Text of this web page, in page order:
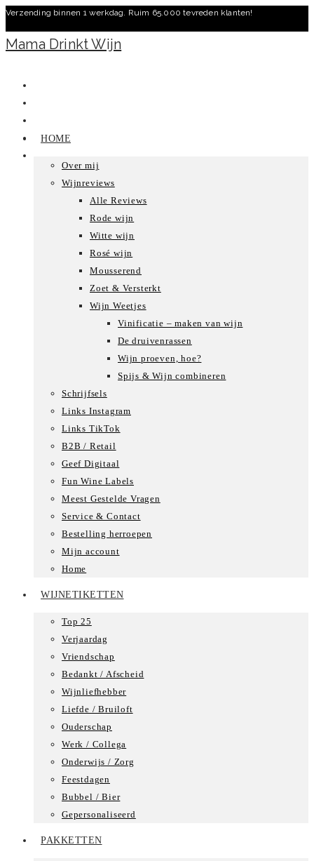
Ga
naar
inhoud
Verzending binnen 1 werkdag. Ruim 65.000 tevreden klanten!
Mama Drinkt Wijn
HOME
Over mij
Wijnreviews
Alle Reviews
Rode wijn
Witte wijn
Rosé wijn
Mousserend
Zoet & Versterkt
Wijn Weetjes
Vinificatie – maken van wijn
De druivenrassen
Wijn proeven, hoe?
Spijs & Wijn combineren
Schrijfsels
Links Instagram
Links TikTok
B2B / Retail
Geef Digitaal
Fun Wine Labels
Meest Gestelde Vragen
Service & Contact
Bestelling herroepen
Mijn account
Home
WIJNETIKETTEN
Top 25
Verjaardag
Vriendschap
Bedankt / Afscheid
Wijnliefhebber
Liefde / Bruiloft
Ouderschap
Werk / Collega
Onderwijs / Zorg
Feestdagen
Bubbel / Bier
Gepersonaliseerd
PAKKETTEN